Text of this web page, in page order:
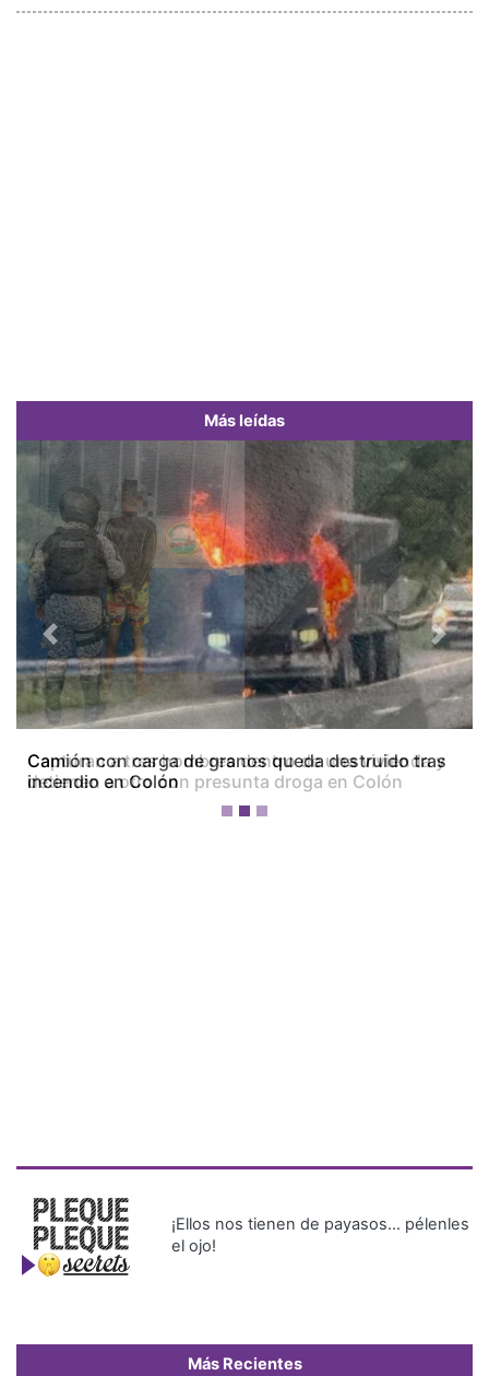
Más leídas
Camión con carga de granos queda destruido tras
incendio en Colón
Previous Next
¡Ellos nos tienen de payasos… pélenles
el ojo!
Más Recientes